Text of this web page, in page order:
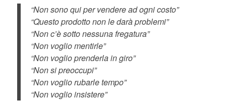
“Non sono qui per vendere ad ogni costo”
“Questo prodotto non le darà problemi”
“Non c’è sotto nessuna fregatura”
“Non voglio mentirle”
“Non voglio prenderla in giro”
“Non si preoccupi”
“Non voglio rubarle tempo”
“Non voglio insistere”